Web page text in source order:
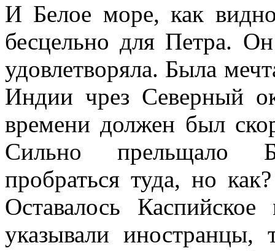
И Белое море, как
бесцельно для Петра.
удовлетворяла. Была
Индии чрез Северный
времени должен был
Сильно прельщало
пробраться туда, но
Оставалось
указывали иностранцы,